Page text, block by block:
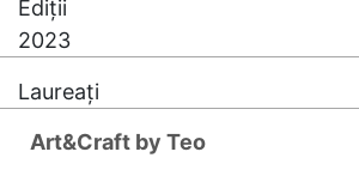
Ediții
2023
Laureați
Art&Craft by Teo